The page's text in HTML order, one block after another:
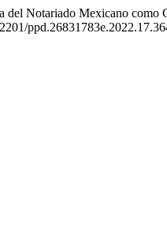
del Notariado Mexicano como